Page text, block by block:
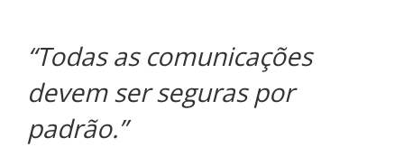
Todas as comunicações
devem ser seguras por
padrão.